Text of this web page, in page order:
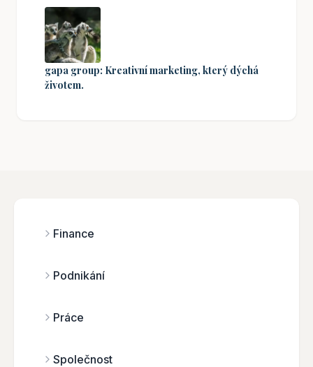
gapa group: Kreativní marketing, který dýchá
životem.
Finance
Podnikání
Práce
Společnost